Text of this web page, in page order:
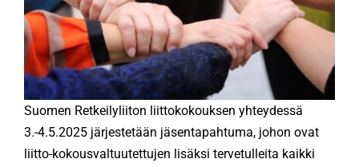
KÄMPÄT
OTA YHTEYTTÄ
ENG
Suomen Retkeilyliiton liittokokouksen yhteydessä
3.-4.5.2025 järjestetään jäsentapahtuma, johon ovat
liitto-kokousvaltuutettujen lisäksi tervetulleita kaikki